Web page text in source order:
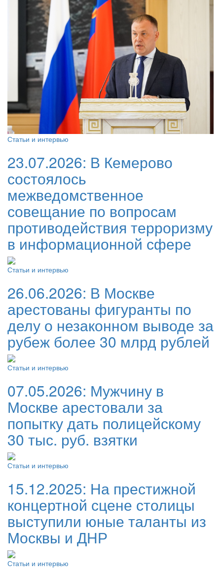
Статьи и интервью
23.07.2026: В Кемерово
состоялось
межведомственное
совещание по вопросам
противодействия терроризму
в информационной сфере
Статьи и интервью
26.06.2026: В Москве
арестованы фигуранты по
делу о незаконном выводе за
рубеж более 30 млрд рублей
Статьи и интервью
07.05.2026: Мужчину в
Москве арестовали за
попытку дать полицейскому
30 тыс. руб. взятки
Статьи и интервью
15.12.2025: На престижной
концертной сцене столицы
выступили юные таланты из
Москвы и ДНР
Статьи и интервью